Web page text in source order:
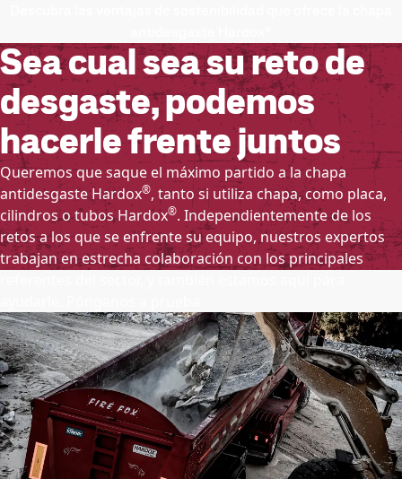
Sea cual sea su reto de
desgaste, podemos
hacerle frente juntos
Queremos que saque el máximo partido a la chapa
antidesgaste Hardox®, tanto si utiliza chapa, como placa,
cilindros o tubos Hardox®. Independientemente de los
retos a los que se enfrente su equipo, nuestros expertos
trabajan en estrecha colaboración con los principales